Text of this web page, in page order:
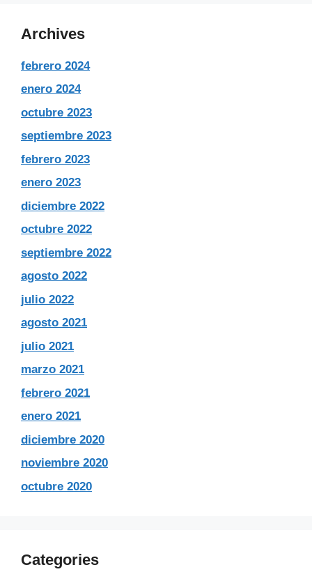
Archives
febrero 2024
enero 2024
octubre 2023
septiembre 2023
febrero 2023
enero 2023
diciembre 2022
octubre 2022
septiembre 2022
agosto 2022
julio 2022
agosto 2021
julio 2021
marzo 2021
febrero 2021
enero 2021
diciembre 2020
noviembre 2020
octubre 2020
Categories